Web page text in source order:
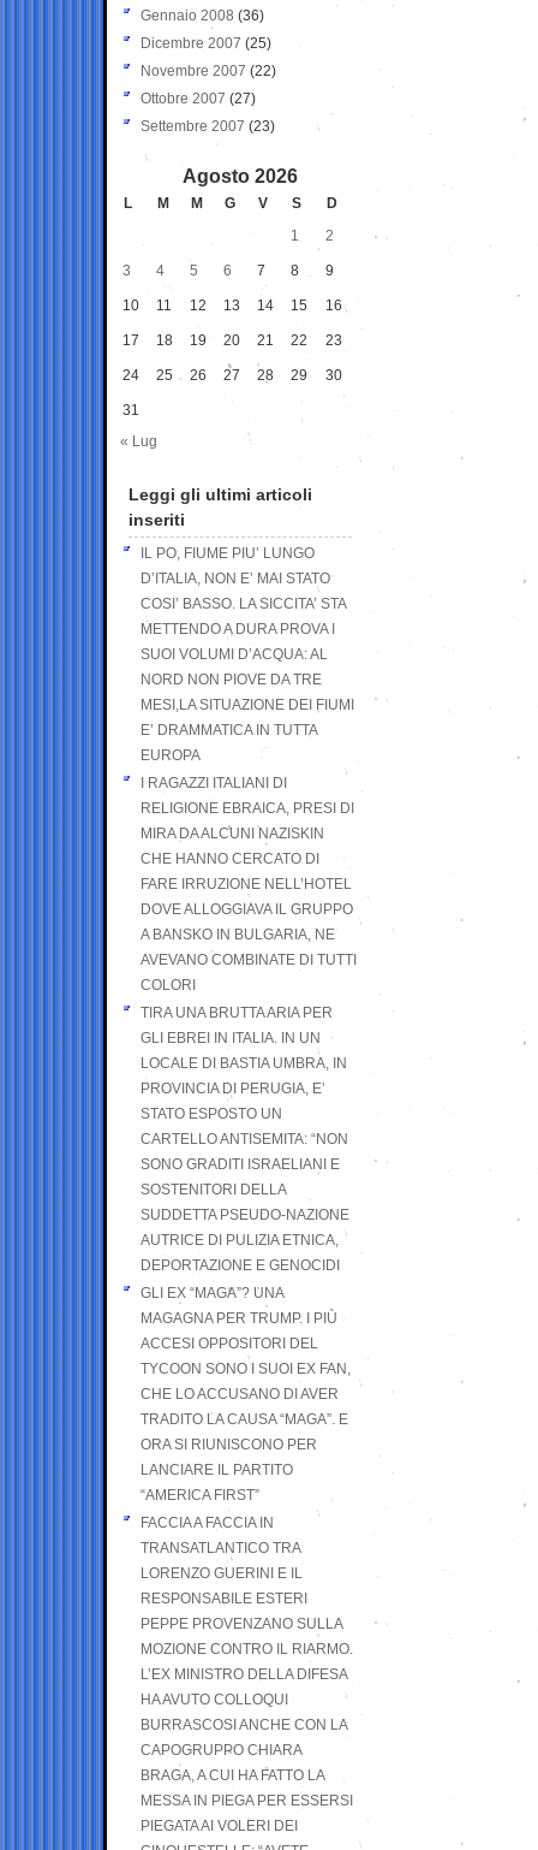
Gennaio 2008 (36)
Dicembre 2007 (25)
Novembre 2007 (22)
Ottobre 2007 (27)
Settembre 2007 (23)
Agosto 2026
L M M G V S
D
1
2
3 4 5 6 7 8 9
10 11 12 13 14 15 16
17 18 19 20 21 22 23
24 25 26 27 28 29 30
31
« Lug
Leggi gli ultimi articoli
inseriti
IL PO, FIUME PIU’ LUNGO
D’ITALIA, NON E’ MAI STATO
COSI’ BASSO. LA SICCITA’ STA
METTENDO A DURA PROVA I
SUOI VOLUMI D’ACQUA: AL
NORD NON PIOVE DA TRE
MESI,LA SITUAZIONE DEI FIUMI
E’ DRAMMATICA IN TUTTA
EUROPA
I RAGAZZI ITALIANI DI
RELIGIONE EBRAICA, PRESI DI
MIRA DA ALCUNI NAZISKIN
CHE HANNO CERCATO DI
FARE IRRUZIONE NELL’HOTEL
DOVE ALLOGGIAVA IL GRUPPO
A BANSKO IN BULGARIA, NE
AVEVANO COMBINATE DI TUTTI
COLORI
TIRA UNA BRUTTA ARIA PER
GLI EBREI IN ITALIA. IN UN
LOCALE DI BASTIA UMBRA, IN
PROVINCIA DI PERUGIA, E’
STATO ESPOSTO UN
CARTELLO ANTISEMITA: “NON
SONO GRADITI ISRAELIANI E
SOSTENITORI DELLA
SUDDETTA PSEUDO-NAZIONE
AUTRICE DI PULIZIA ETNICA,
DEPORTAZIONE E GENOCIDI
GLI EX “MAGA”? UNA
MAGAGNA PER TRUMP. I PIÙ
ACCESI OPPOSITORI DEL
TYCOON SONO I SUOI EX FAN,
CHE LO ACCUSANO DI AVER
TRADITO LA CAUSA “MAGA”. E
ORA SI RIUNISCONO PER
LANCIARE IL PARTITO
“AMERICA FIRST”
FACCIA A FACCIA IN
TRANSATLANTICO TRA
LORENZO GUERINI E IL
RESPONSABILE ESTERI
PEPPE PROVENZANO SULLA
MOZIONE CONTRO IL RIARMO.
L’EX MINISTRO DELLA DIFESA
HA AVUTO COLLOQUI
BURRASCOSI ANCHE CON LA
CAPOGRUPPO CHIARA
BRAGA, A CUI HA FATTO LA
MESSA IN PIEGA PER ESSERSI
PIEGATA AI VOLERI DEI